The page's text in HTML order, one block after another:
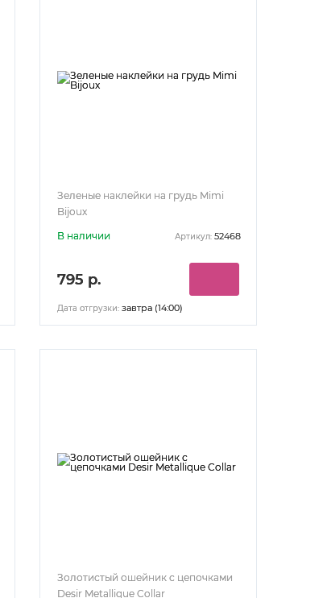
Зеленые наклейки на грудь Mimi
Bijoux
В наличии
Артикул: 52468
795 р.
Дата отгрузки: завтра (14:00)
Золотистый ошейник с цепочками
Desir Metallique Collar